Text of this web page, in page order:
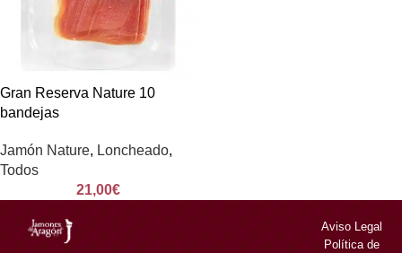
Gran Reserva Nature 10
bandejas
Jamón Nature, Loncheado,
Todos
21,00€
Aviso Legal
Política de